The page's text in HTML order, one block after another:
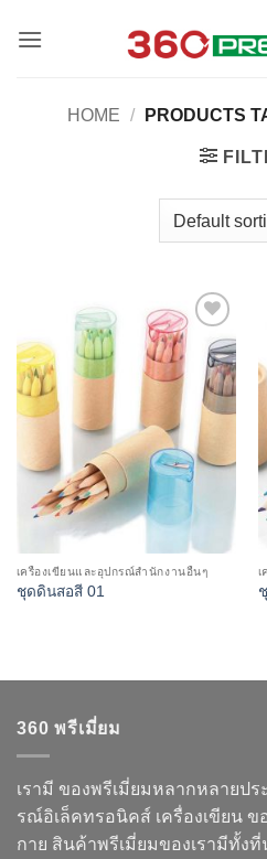
HOME / PRODUCTS
Add to
Wishlist
เครื่องเขียนและอุปกรณ์สำนักงานอื่นๆ
ชุดดินสอสี 01
เ
360 พรีเมี่ยม
เรามี ของพรีเมี่ยมหลากหลายปร
รณ์อิเล็คทรอนิคส์ เครื่องเขียน ข
กาย สินค้าพรีเมี่ยมของเรามีทั้งที่